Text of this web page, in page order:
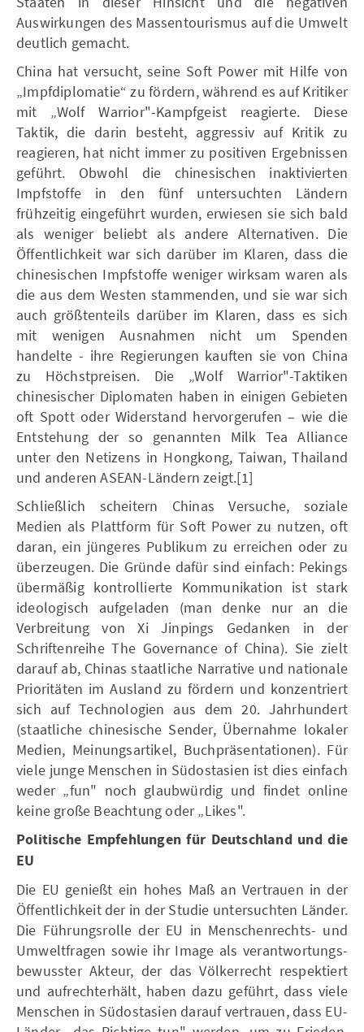
Auswirkungen des Massentourismus auf die Umwelt
deutlich gemacht.
China hat versucht, seine Soft Power mit Hilfe von
„Impfdiplomatie“ zu fördern, während es auf Kritiker
mit „Wolf Warrior"-Kampfgeist reagierte. Diese
Taktik, die darin besteht, aggressiv auf Kritik zu
reagieren, hat nicht immer zu positiven Ergebnissen
geführt. Obwohl die chinesischen inaktivierten
Impfstoffe in den fünf untersuchten Ländern
frühzeitig eingeführt wurden, erwiesen sie sich bald
als weniger beliebt als andere Alternativen. Die
Öffentlichkeit war sich darüber im Klaren, dass die
chinesischen Impfstoffe weniger wirksam waren als
die aus dem Westen stammenden, und sie war sich
auch größtenteils darüber im Klaren, dass es sich
mit wenigen Ausnahmen nicht um Spenden
handelte - ihre Regierungen kauften sie von China
zu Höchstpreisen. Die „Wolf Warrior"-Taktiken
chinesischer Diplomaten haben in einigen Gebieten
oft Spott oder Widerstand hervorgerufen – wie die
Entstehung der so genannten Milk Tea Alliance
unter den Netizens in Hongkong, Taiwan, Thailand
und anderen ASEAN-Ländern zeigt.[1]
Schließlich scheitern Chinas Versuche, soziale
Medien als Plattform für Soft Power zu nutzen, oft
daran, ein jüngeres Publikum zu erreichen oder zu
überzeugen. Die Gründe dafür sind einfach: Pekings
übermäßig kontrollierte Kommunikation ist stark
ideologisch aufgeladen (man denke nur an die
Verbreitung von Xi Jinpings Gedanken in der
Schriftenreihe The Governance of China). Sie zielt
darauf ab, Chinas staatliche Narrative und nationale
Prioritäten im Ausland zu fördern und konzentriert
sich auf Technologien aus dem 20. Jahrhundert
(staatliche chinesische Sender, Übernahme lokaler
Medien, Meinungsartikel, Buchpräsentationen). Für
viele junge Menschen in Südostasien ist dies einfach
weder „fun" noch glaubwürdig und findet online
keine große Beachtung oder „Likes".
Politische Empfehlungen für Deutschland und die
EU
Die EU genießt ein hohes Maß an Vertrauen in der
Öffentlichkeit der in der Studie untersuchten Länder.
Die Führungsrolle der EU in Menschenrechts- und
Umweltfragen sowie ihr Image als verantwortungs-
bewusster Akteur, der das Völkerrecht respektiert
und aufrechterhält, haben dazu geführt, dass viele
Menschen in Südostasien darauf vertrauen, dass EU-